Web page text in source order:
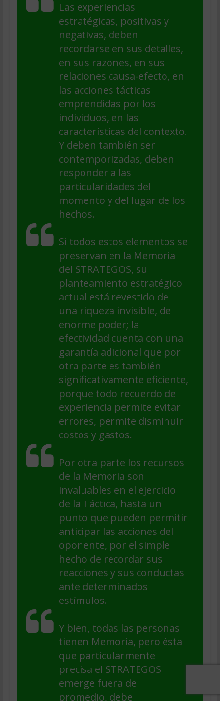
Las experiencias
estratégicas, positivas y
negativas, deben
recordarse en sus detalles,
en sus razones, en sus
relaciones causa-efecto, en
las acciones tácticas
emprendidas por los
individuos, en las
características del contexto.
Y deben también ser
contemporizadas, deben
responder a las
particularidades del
momento y del lugar de los
hechos.
Si todos estos elementos se
preservan en la Memoria
del STRATEGOS, su
planteamiento estratégico
actual está revestido de
una riqueza invisible, de
enorme poder; la
efectividad cuenta con una
garantía adicional que por
otra parte es también
significativamente eficiente,
porque todo recuerdo de
experiencia permite evitar
errores, permite disminuir
costos y gastos.
Por otra parte los recursos
de la Memoria son
invaluables en el ejercicio
de la Táctica, hasta un
punto que pueden permitir
anticipar las acciones del
oponente, por el simple
hecho de recordar sus
reacciones y sus conductas
ante determinados
estímulos.
Y bien, todas las personas
tienen Memoria, pero ésta
que particularmente
precisa el STRATEGOS
emerge fuera del
promedio, debe